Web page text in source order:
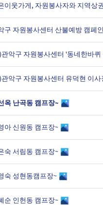
이웃가게, 자원봉사자와 지역상
구 자원봉사센터 산불예방 캠페
관악구 자원봉사센터 '동네한바퀴
관악구 자원봉사센터 유덕현 이사
옥 난곡동 캠프장~
아 신원동 캠프장~
숙 서림동 캠프장~
숙 성현동캠프장~
순 인헌동 캠프장~